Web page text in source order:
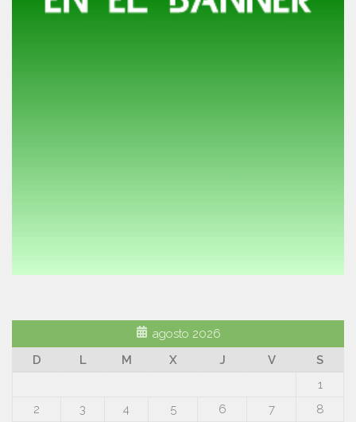
agosto 2026
D
L M X J V
S
1
2
3 4 5 6 7
8